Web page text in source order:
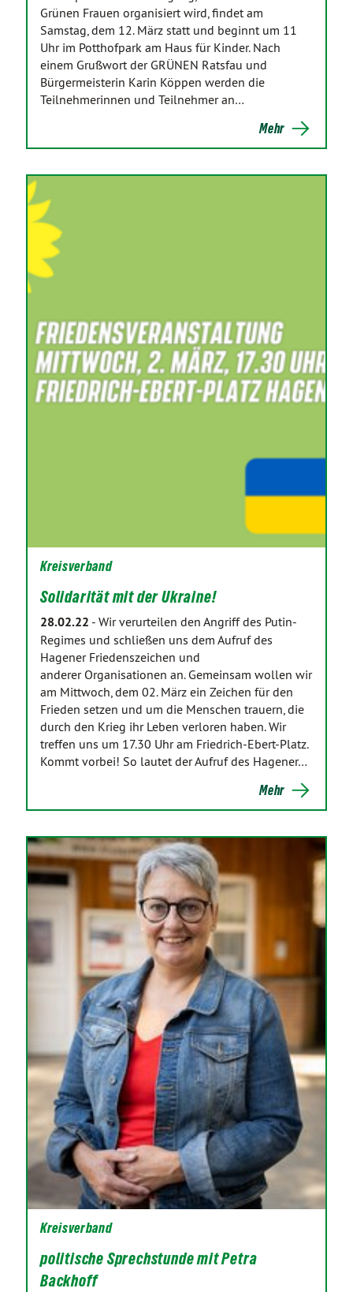
Grünen Frauen organisiert wird, findet am
Samstag, dem 12. März statt und beginnt um 11
Uhr im Potthofpark am Haus für Kinder. Nach
einem Grußwort der GRÜNEN Ratsfau und
Bürgermeisterin Karin Köppen werden die
Teilnehmerinnen und Teilnehmer an…
Mehr
Kreisverband
Solidarität mit der Ukraine!
28.02.22 - Wir verurteilen den Angriff des Putin-
Regimes und schließen uns dem Aufruf des
Hagener Friedenszeichen und
anderer Organisationen an. Gemeinsam wollen wir
am Mittwoch, dem 02. März ein Zeichen für den
Frieden setzen und um die Menschen trauern, die
durch den Krieg ihr Leben verloren haben. Wir
treffen uns um 17.30 Uhr am Friedrich-Ebert-Platz.
Kommt vorbei! So lautet der Aufruf des Hagener…
Mehr
Kreisverband
politische Sprechstunde mit Petra
Backhoff